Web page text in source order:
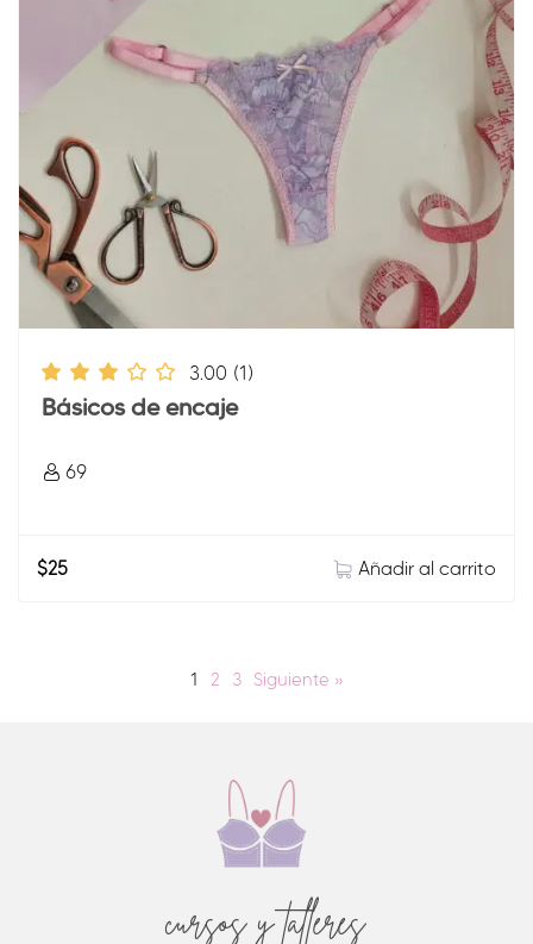
3.00 (1)
Básicos de encaje
69
$25 Añadir al carrito
1 2 3 Siguiente »
cursos y talleres